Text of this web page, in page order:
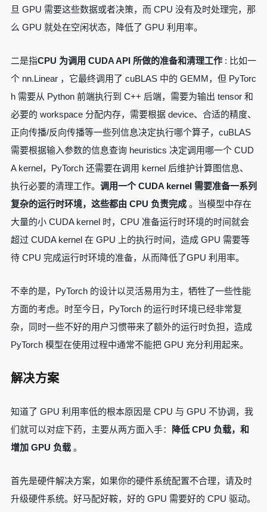
旦 GPU 需要这些数据或者决策，而 CPU 没有及时处理完，那
么 GPU 就处在空闲状态，降低了 GPU 利用率。
二是指CPU 为调用 CUDA API 所做的准备和清理工作: 比如一
个 nn.Linear ，它最终调用了 cuBLAS 中的 GEMM，但 PyTorc
h 需要从 Python 前端执行到 C++ 后端，需要为输出 tensor 和
必要的 workspace 分配内存，需要根据 device、合适的精度、
正向传播/反向传播等一些列信息决定执行哪个算子，cuBLAS
需要根据输入参数的信息查询 heuristics 决定调用哪一个 CUD
A kernel，PyTorch 还需要在调用 kernel 后维护计算图信息、
执行必要的清理工作。 调用一个 CUDA kernel 需要准备一系列
复杂的运行时环境，这些都由 CPU 负责完成。当模型中存在
大量的小 CUDA kernel 时，CPU 准备运行时环境的时间就会
超过 CUDA kernel 在 GPU 上的执行时间，造成 GPU 需要等
待 CPU 完成运行时环境的准备，从而降低了GPU 利用率。
不幸的是，PyTorch 的设计以灵活易用为主，牺牲了一些性能
方面的考虑。时至今日，PyTorch 的运行时环境已经非常复
杂，同时一些不好的用户习惯带来了额外的运行时负担，造成
PyTorch 模型在使用过程中通常不能把 GPU 充分利用起来。
解决方案
知道了 GPU 利用率低的根本原因是 CPU 与 GPU 不协调，我
们就可以对症下药，主要从两方面入手：
降低 CPU 负载，和
增加 GPU 负载。
首先是硬件解决方案，如果你的硬件系统配置不合理，请及时
升级硬件系统。好马配好鞍，好的 GPU 需要好的 CPU 驱动。